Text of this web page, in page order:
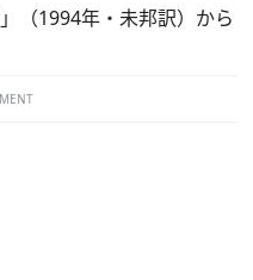
（1994年・未邦訳）から